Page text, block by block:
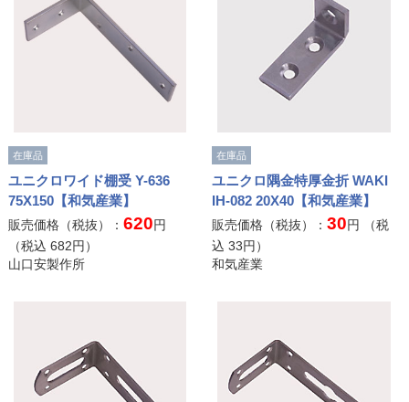
在庫品
ユニクロワイド棚受 Y-636
75X150【和気産業】
販売価格（税抜）： 620円
（税込 682円）
山口安製作所
在庫品
ユニクロ隅金特厚金折 WAKI
IH-082 20X40【和気産業】
販売価格（税抜）：30円 （税
込33円）
和気産業